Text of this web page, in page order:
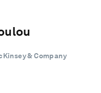
& Company